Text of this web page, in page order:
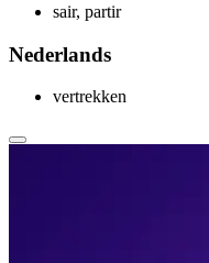
sair, partir
Nederlands
vertrekken